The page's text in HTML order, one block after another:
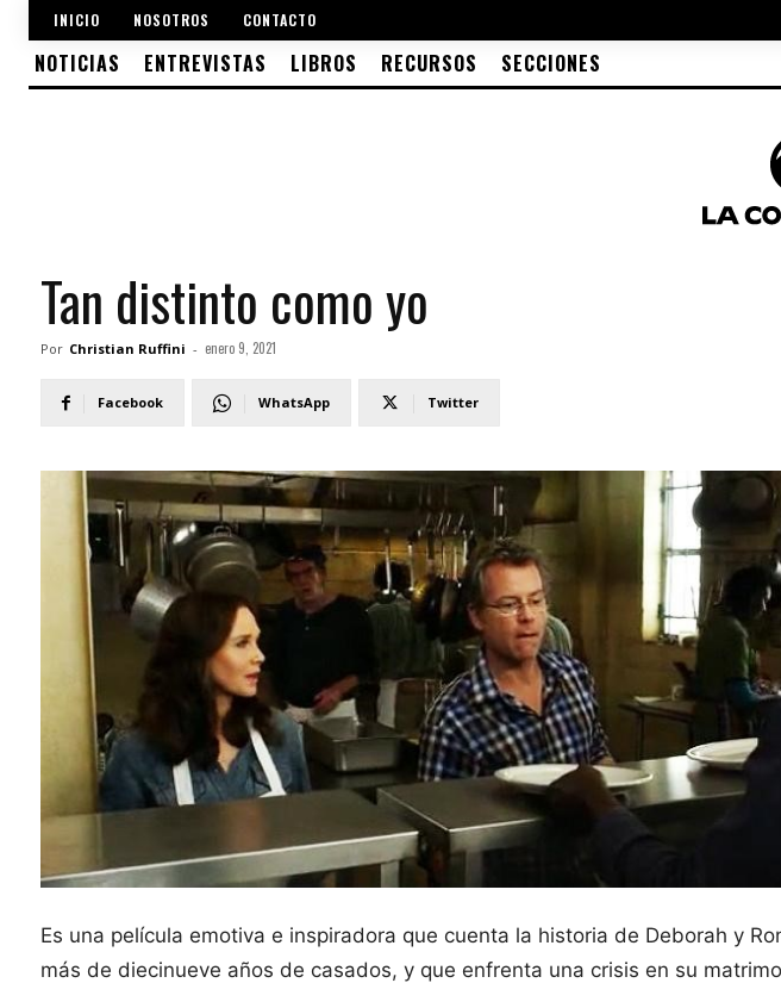
INICIO NOSOTROS CONTACTO
NOTICIAS ENTREVISTAS LIBROS RECURSOS SECCIONES
Tan distinto como yo
Por Christian Ruffini - enero 9, 2021
Facebook Twitter
WhatsApp
Es una película emotiva e inspiradora que cuenta la historia de Deborah y
más de diecinueve años de casados, y que enfrenta una crisis en su